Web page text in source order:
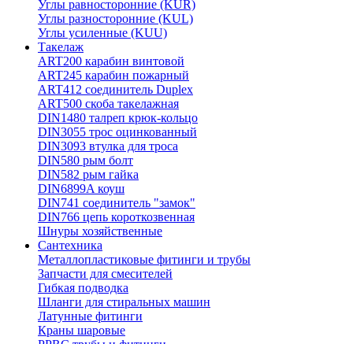
Углы равносторонние (KUR)
Углы разносторонние (KUL)
Углы усиленные (KUU)
Такелаж
ART200 карабин винтовой
ART245 карабин пожарный
ART412 соединитель Duplex
ART500 скоба такелажная
DIN1480 талреп крюк-кольцо
DIN3055 трос оцинкованный
DIN3093 втулка для троса
DIN580 рым болт
DIN582 рым гайка
DIN6899A коуш
DIN741 соединитель "замок"
DIN766 цепь короткозвенная
Шнуры хозяйственные
Сантехника
Металлопластиковые фитинги и трубы
Запчасти для смесителей
Гибкая подводка
Шланги для стиральных машин
Латунные фитинги
Краны шаровые